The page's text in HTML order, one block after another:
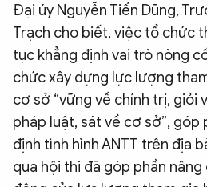
Đại úy Nguyễn Tiến Dũng,
Trạch cho biết, việc tổ chức
tục khẳng định vai trò nòng
chức xây dựng lực lượng
cơ sở “vững về chính trị, giỏi
pháp luật, sát về cơ sở”, góp
định tình hình ANTT trên địa
qua hội thi đã góp phần